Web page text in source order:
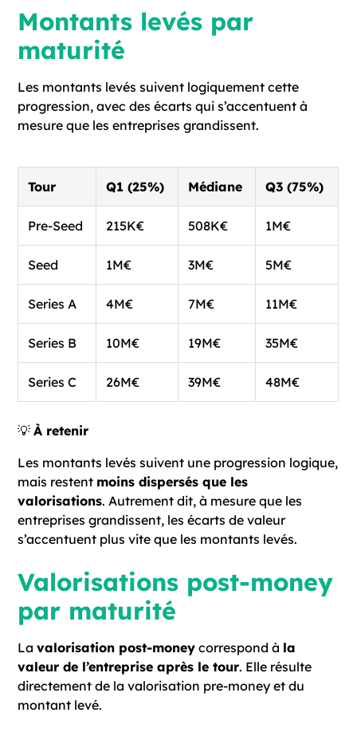
Montants levés par
maturité
Les montants levés suivent logiquement cette
progression, avec des écarts qui s’accentuent à
mesure que les entreprises grandissent.
Tour Q1 (25%) Médiane Q3 (75%)
Pre-Seed 215K€ 508K€ 1M€
Seed 1M€ 3M€ 5M€
Series A 4M€ 7M€ 11M€
Series B 10M€ 19M€ 35M€
Series C 26M€ 39M€ 48M€
💡À retenir
Les montants levés suivent une progression logique,
mais restent moins dispersés que les
valorisations. Autrement dit, à mesure que les
entreprises grandissent, les écarts de valeur
s’accentuent plus vite que les montants levés.
Valorisations post-money
par maturité
Lavalorisation post-money correspond à la
valeur de l’entreprise après le tour. Elle résulte
directement de la valorisation pre-money et du
montant levé.